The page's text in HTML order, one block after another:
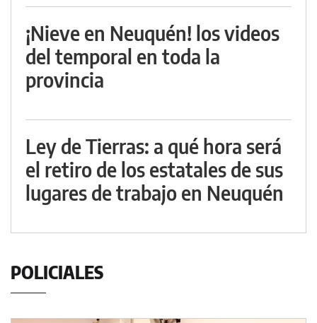
¡Nieve en Neuquén! los videos
del temporal en toda la
provincia
Ley de Tierras: a qué hora será
el retiro de los estatales de sus
lugares de trabajo en Neuquén
POLICIALES